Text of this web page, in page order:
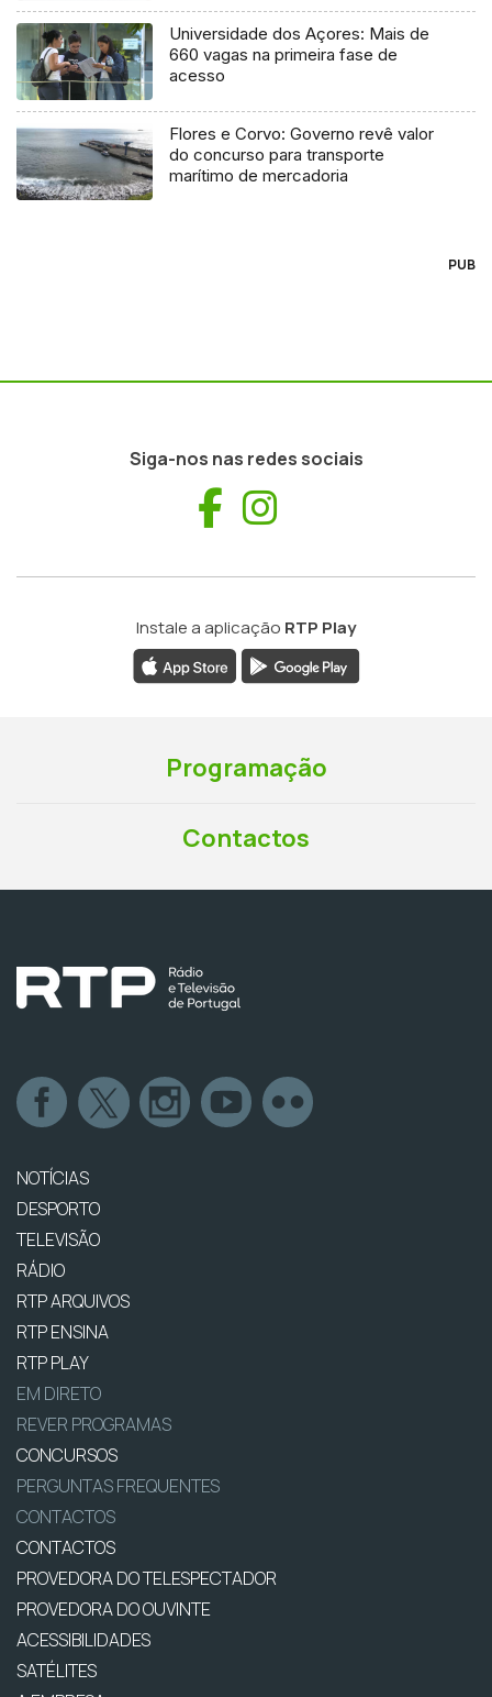
Universidade dos Açores: Mais de
660 vagas na primeira fase de
acesso
Flores e Corvo: Governo revê valor
do concurso para transporte
marítimo de mercadoria
PUB
Siga-nos nas redes sociais
Facebook
Instale a aplicação RTP Play
Programação
Contactos
NOTÍCIAS
DESPORTO
TELEVISÃO
RÁDIO
RTP ARQUIVOS
RTP ENSINA
RTP PLAY
EM DIRETO
REVER PROGRAMAS
CONCURSOS
PERGUNTAS FREQUENTES
CONTACTOS
CONTACTOS
PROVEDORA DO TELESPECTADOR
PROVEDORA DO OUVINTE
ACESSIBILIDADES
SATÉLITES